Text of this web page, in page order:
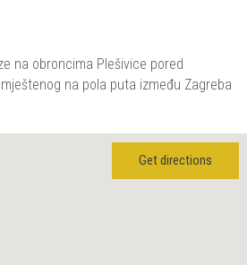
na obroncima Plešivice pored
na pola puta između Zagreba
Get directions